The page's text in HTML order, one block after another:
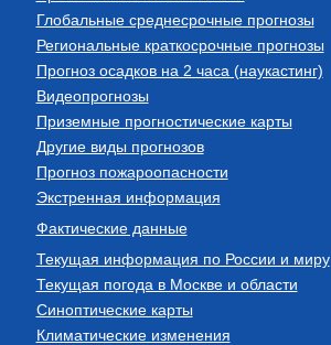
Глобальные среднесрочные прогнозы
Региональные краткосрочные прогнозы
Прогноз осадков на 2 часа (наукастинг)
Видеопрогнозы
Приземные прогностические карты
Другие виды прогнозов
Прогноз пожароопасности
Экстренная информация
Фактические данные
Текущая информация по России и миру
Текущая погода в Москве и области
Синоптические карты
Климатические изменения